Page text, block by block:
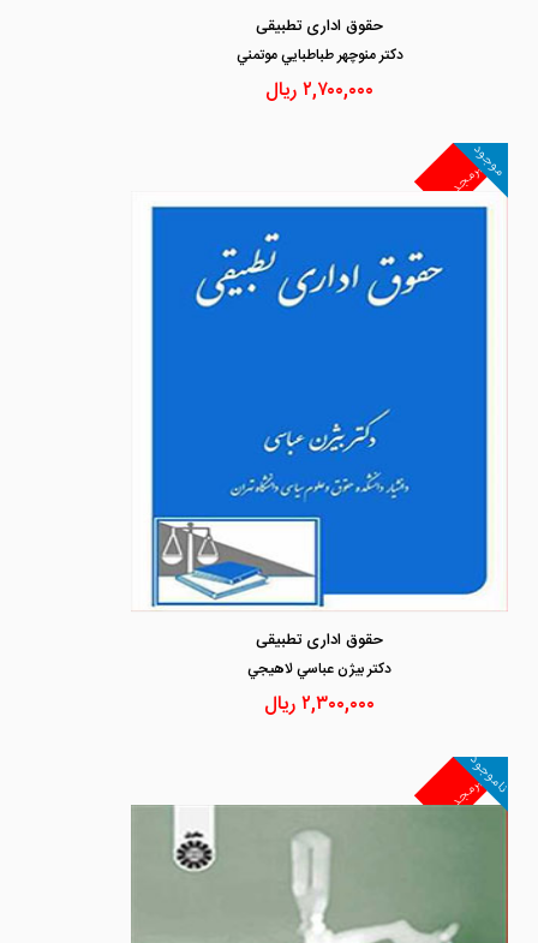
حقوق اداری تطبیقی
دكتر منوچهر طباطبايي موتمني
۲,۷۰۰,۰۰۰ریال
غیرمجد
موجود
حقوق اداری تطبیقی
دكتر بيژن عباسي لاهيجي
۲,۳۰۰,۰۰۰ریال
غیرمجد
ناموجود